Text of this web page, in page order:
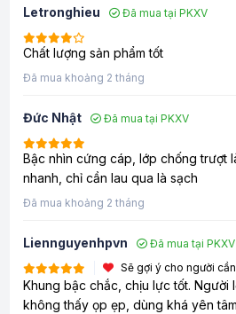
Letronghieu Đã mua tại PKXV
Chất lượng sản phẩm tốt
Đã mua khoảng 2 tháng
Đức Nhật Đã mua tại PKXV
Bậc nhìn cứng cáp, lớp chống trượt
nhanh, chỉ cần lau qua là sạch
Đã mua khoảng 2 tháng
Liennguyenhpvn
Đã mua tại PKXV
Sẽ gợi ý cho người cần
Khung bậc chắc, chịu lực tốt. Người
không thấy ọp ẹp, dùng khá yên